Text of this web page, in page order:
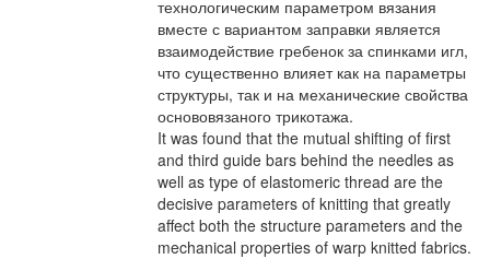
технологическим параметром вязания
вместе с вариантом заправки является
взаимодействие гребенок за спинками игл,
что существенно влияет как на параметры
структуры, так и на механические свойства
основовязаного трикотажа.
It was found that the mutual shifting of first
and third guide bars behind the needles as
well as type of elastomeric thread are the
decisive parameters of knitting that greatly
affect both the structure parameters and the
mechanical properties of warp knitted fabrics.